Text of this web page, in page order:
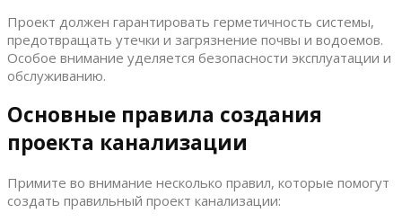
Проект должен гарантировать герметичность системы,
предотвращать утечки и загрязнение почвы и водоемов.
Особое внимание уделяется безопасности эксплуатации и
обслуживанию.
Основные правила создания
проекта канализации
Примите во внимание несколько правил, которые помогут
создать правильный проект канализации: